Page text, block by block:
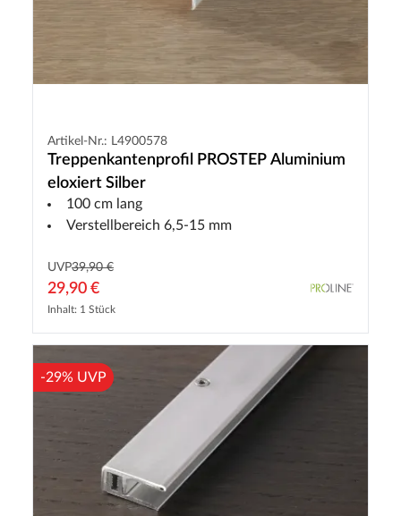
Artikel-Nr.: L4900578
Treppenkantenprofil PROSTEP Aluminium
eloxiert Silber
100 cm lang
Verstellbereich 6,5-15 mm
UVP39,90 €
29,90 €
Inhalt: 1 Stück
-29% UVP